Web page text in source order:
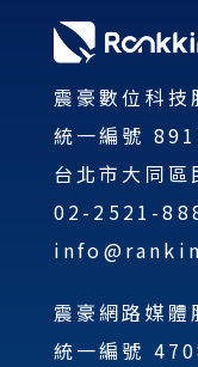
震豪數位科技
統一編號
台北市大同
02-2521-
震豪網路媒體
統一編號